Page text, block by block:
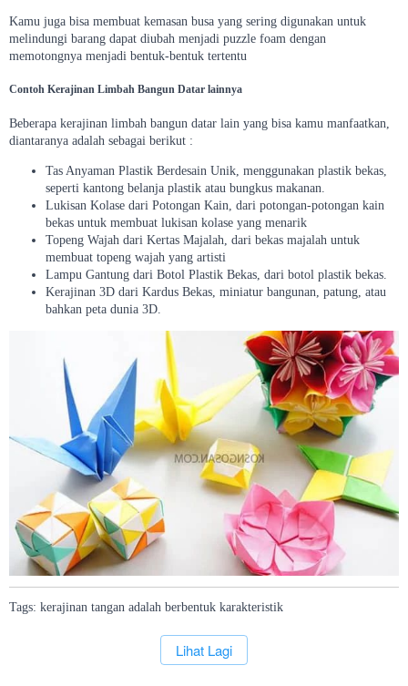
Kamu juga bisa membuat kemasan busa yang sering digunakan untuk
melindungi barang dapat diubah menjadi puzzle foam dengan
memotongnya menjadi bentuk-bentuk tertentu
Contoh Kerajinan Limbah Bangun Datar lainnya
Beberapa kerajinan limbah bangun datar lain yang bisa kamu manfaatkan,
diantaranya adalah sebagai berikut :
Tas Anyaman Plastik Berdesain Unik, menggunakan plastik bekas,
seperti kantong belanja plastik atau bungkus makanan.
Lukisan Kolase dari Potongan Kain, dari potongan-potongan kain
bekas untuk membuat lukisan kolase yang menarik
Topeng Wajah dari Kertas Majalah, dari bekas majalah untuk
membuat topeng wajah yang artisti
Lampu Gantung dari Botol Plastik Bekas, dari botol plastik bekas.
Kerajinan 3D dari Kardus Bekas, miniatur bangunan, patung, atau
bahkan peta dunia 3D.
Tags: kerajinan tangan adalah berbentuk karakteristik
`Lihat Lagi